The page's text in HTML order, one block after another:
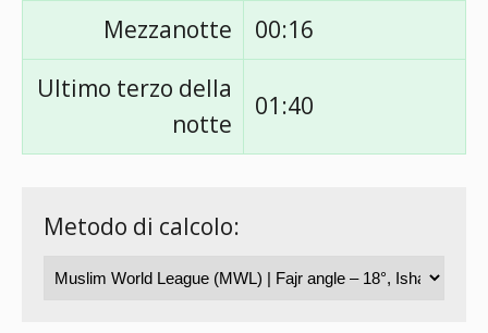
Mezzanotte
00:16
Ultimo terzo della
notte
01:40
Metodo di calcolo: